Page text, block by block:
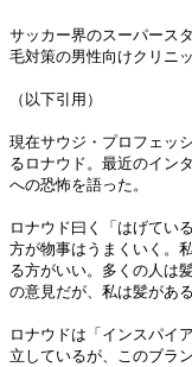
サッカー界のスーパース
毛対策の男性向けクリニ
（以下引用）
現在サウジ・プロフェッ
るロナウド。最近のイン
への恐怖を語った。
ロナウド曰く「はげてい
方が物事はうまくいく。
る方がいい。多くの人は
の意見だが、私は髪があ
ロナウドは「インスパイ
立しているが、このブラ